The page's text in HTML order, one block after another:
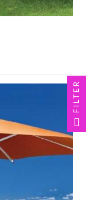
FILTER